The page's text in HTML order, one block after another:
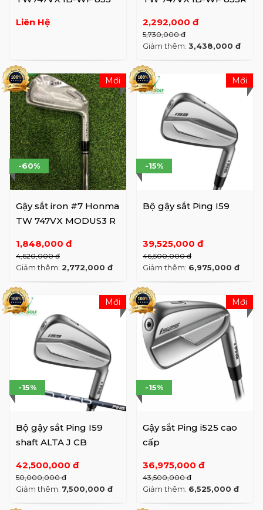
Liên Hệ 2,292,000 đ
5,730,000 đ
Giảm thêm: 3,438,000 đ
Gậy sắt iron #7 Honma
TW 747VX MODUS3 R
1,848,000 đ
4,620,000 đ
-60%
Giảm thêm: 2,772,000 đ
Mới
Bộ gậy sắt Ping I59
39,525,000 đ
46,500,000 đ
-15%
Giảm thêm: 6,975,000 đ
Mới
Bộ gậy sắt Ping I59
shaft ALTA J CB
42,500,000 đ
50,000,000 đ
-15%
Giảm thêm: 7,500,000 đ
Mới
Gậy sắt Ping i525 cao
cấp
36,975,000 đ
43,500,000 đ
-15%
Giảm thêm: 6,525,000 đ
Mới